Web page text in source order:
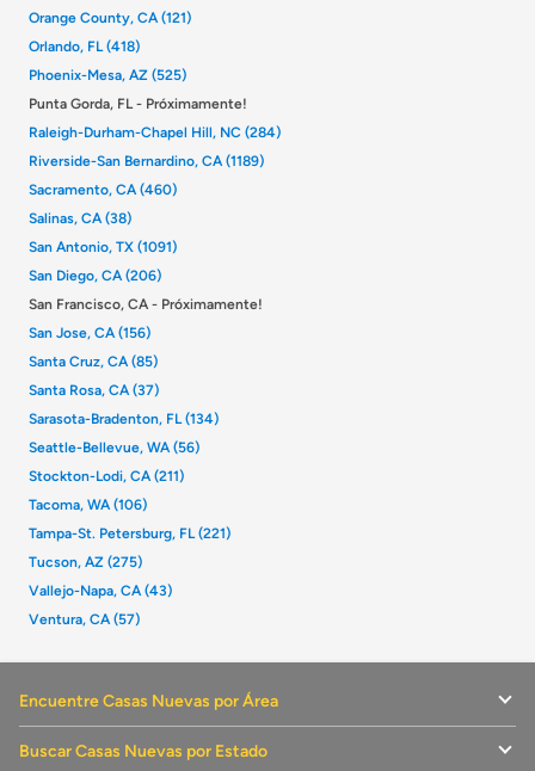
Orange County, CA (121)
Orlando, FL (418)
Phoenix-Mesa, AZ (525)
Punta Gorda, FL - Próximamente!
Raleigh-Durham-Chapel Hill, NC (284)
Riverside-San Bernardino, CA (1189)
Sacramento, CA (460)
Salinas, CA (38)
San Antonio, TX (1091)
San Diego, CA (206)
San Francisco, CA - Próximamente!
San Jose, CA (156)
Santa Cruz, CA (85)
Santa Rosa, CA (37)
Sarasota-Bradenton, FL (134)
Seattle-Bellevue, WA (56)
Stockton-Lodi, CA (211)
Tacoma, WA (106)
Tampa-St. Petersburg, FL (221)
Tucson, AZ (275)
Vallejo-Napa, CA (43)
Ventura, CA (57)
Encuentre Casas Nuevas por Área
Buscar Casas Nuevas por Estado